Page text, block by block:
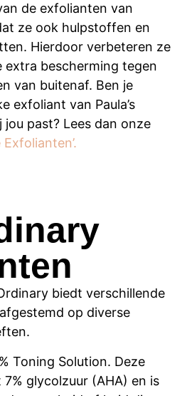
de exfolianten van
ze ook hulpstoffen en
Hierdoor verbeteren ze
extra bescherming tegen
van buitenaf. Ben je
exfoliant van Paula’s
past? Lees dan onze
Exfolianten’.
biedt verschillende
op diverse
Toning Solution. Deze
glycolzuur (AHA) en is